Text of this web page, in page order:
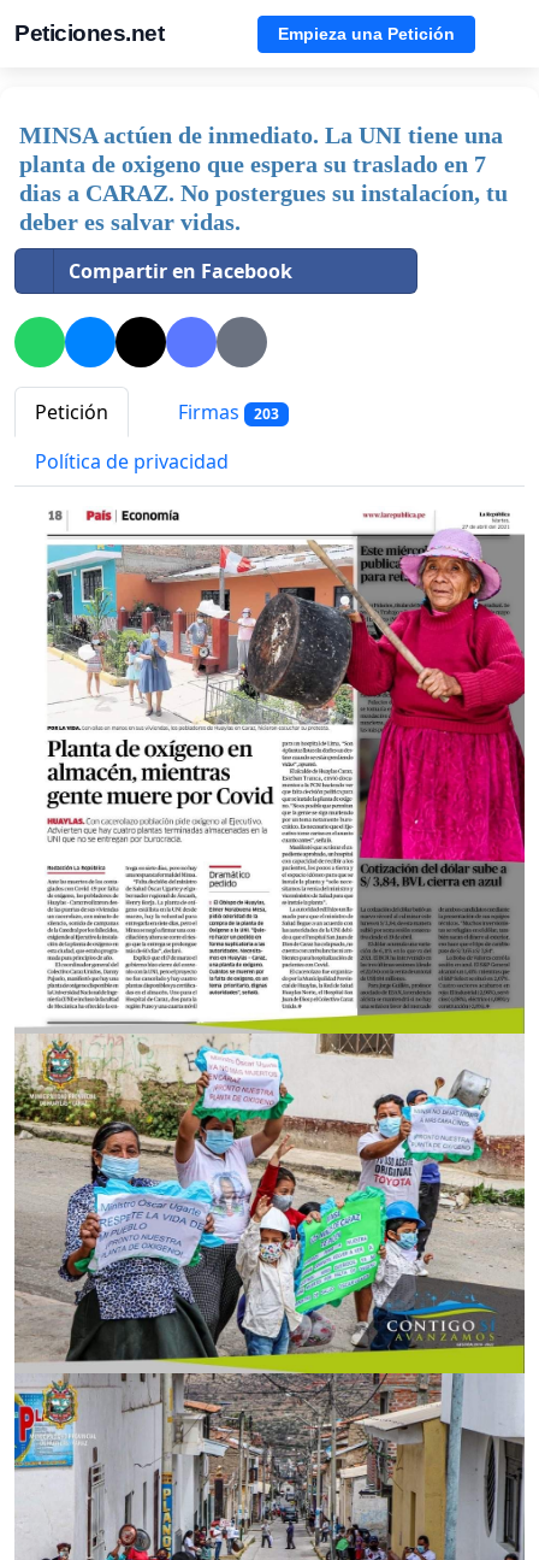
Peticiones.net Empieza una Petición
MINSA actúen de inmediato. La UNI tiene una
planta de oxigeno que espera su traslado en 7
dias a CARAZ. No postergues su instalacíon, tu
deber es salvar vidas.
Compartir en Facebook
Petición Firmas 203
Política de privacidad